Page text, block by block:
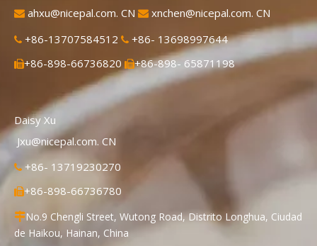
 ahxu@nicepal.com. CN  xnchen@nicepal.com. CN
 +86-13707584512  +86- 13698997644
+86-898-66736820 +86-898- 65871198
Daisy Xu
Jxu@nicepal.com. CN
 +86- 13719230270
+86-898-66736780
No.9 Chengli Street, Wutong Road, Distrito Longhua, Ciudad
de Haikou, Hainan, China